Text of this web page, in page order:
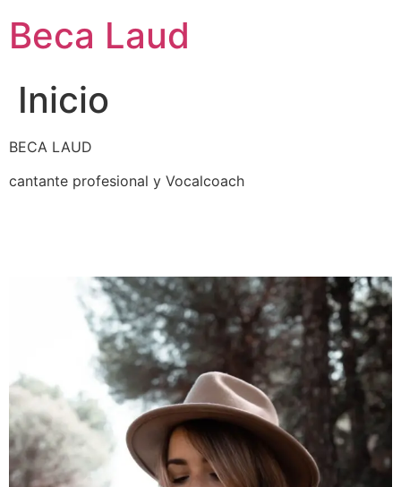
contenido
Beca Laud
Inicio
BECA LAUD
cantante profesional y Vocalcoach